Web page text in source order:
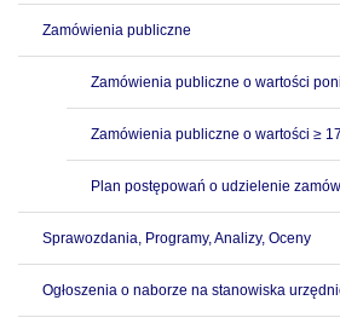
Zamówienia publiczne
Zamówienia publiczne o wartości
Zamówienia publiczne o wartości ≥
Plan postępowań o udzielenie
Sprawozdania, Programy, Analizy, Oceny
Ogłoszenia o naborze na stanowiska